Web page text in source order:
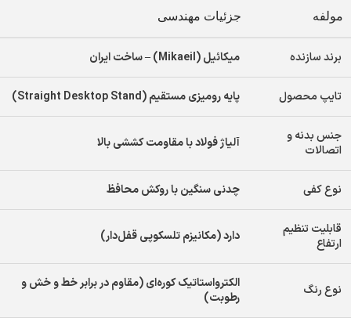
مولفه جزئیات مهندسی
برند سازنده میکائیل (Mikaeil) – ساخت ایران
تایپ محصول پایه رومیزی مستقیم (Straight Desktop Stand)
جنس بدنه و
اتصالات
آلیاژ فولاد با مقاومت کششی بالا
نوع کفی چدنی سنگین با روکش محافظ
قابلیت تنظیم
ارتفاع
دارد (مکانیزم تلسکوپی قفل‌دار)
نوع رنگ
الکترواستاتیک کوره‌ای (مقاوم در برابر خط و خش و
رطوبت)